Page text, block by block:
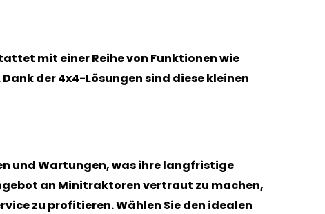
mit einer Reihe von Funktionen wie
der 4x4-Lösungen sind diese kleinen
und Wartungen, was ihre langfristige
an Minitraktoren vertraut zu machen,
zu profitieren. Wählen Sie den idealen